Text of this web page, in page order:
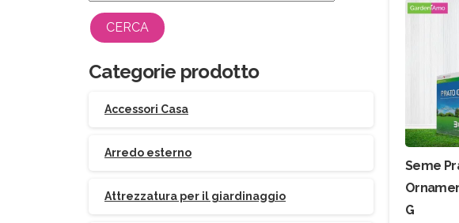
Seme
G
per:
Categorie prodotto
Accessori Casa
Arredo esterno
Attrezzatura per il giardinaggio